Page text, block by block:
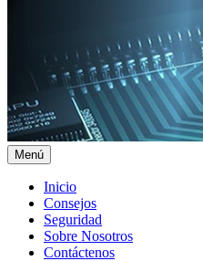
Menú
Menú
principal
Inicio
Consejos
Seguridad
Sobre Nosotros
Contáctenos